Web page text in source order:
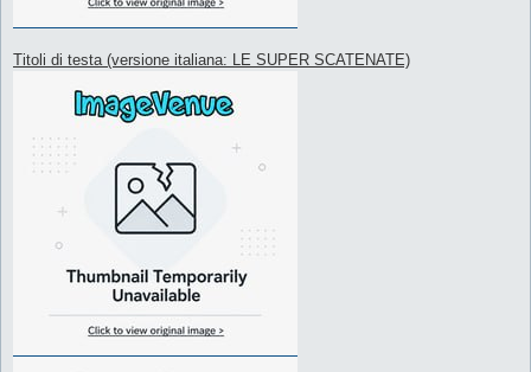
Titoli di testa (versione italiana: LE SUPER SCATENATE)